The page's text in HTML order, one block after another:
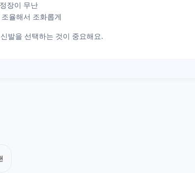
장이 무난
율해서 조화롭게
발을 선택하는 것이 중요해요.